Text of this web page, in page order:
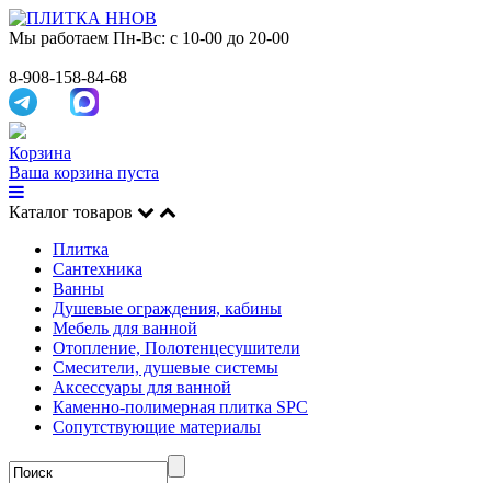
Мы работаем Пн-Вс: с 10-00 до 20-00
8-908-158-84-68
Корзина
Ваша корзина пуста
Каталог товаров
Плитка
Сантехника
Ванны
Душевые ограждения, кабины
Мебель для ванной
Отопление, Полотенцесушители
Смесители, душевые системы
Аксессуары для ванной
Каменно-полимерная плитка SPC
Сопутствующие материалы